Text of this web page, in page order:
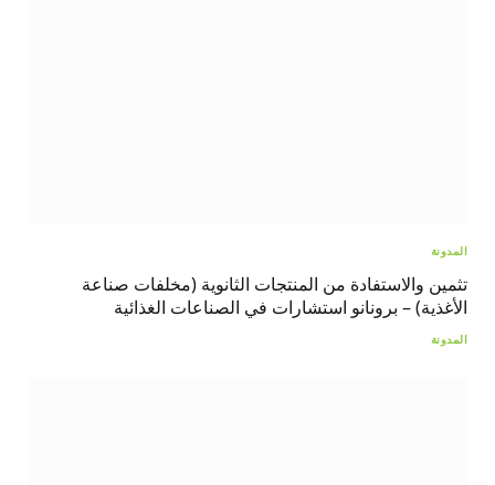
المدونة
تثمين والاستفادة من المنتجات الثانوية (مخلفات صناعة
الأغذية) – برونانو استشارات في الصناعات الغذائية
المدونة